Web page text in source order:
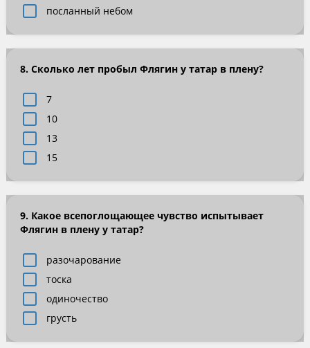
посланный небом
8. Сколько лет пробыл Флягин у татар в плену?
7
10
13
15
9. Какое всепоглощающее чувство испытывает
Флягин в плену у татар?
разочарование
тоска
одиночество
грусть